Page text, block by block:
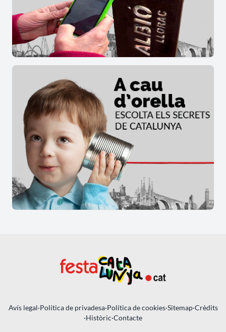
Avís legal·Política de privadesa·Política de cookies·Sitemap·Crèdits
·Històric·Contacte